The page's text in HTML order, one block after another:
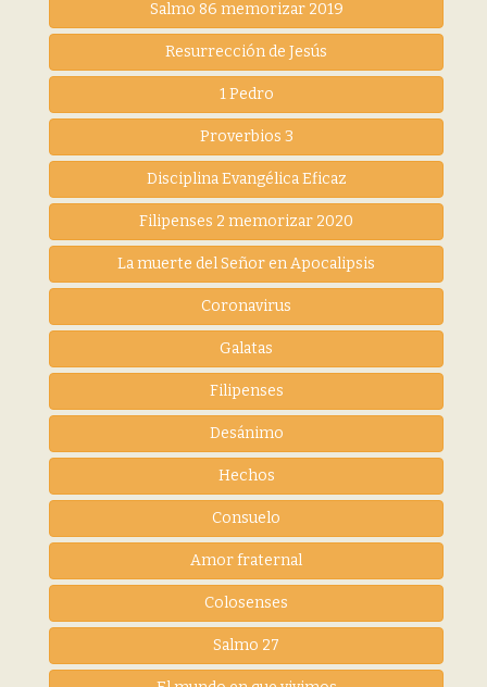
Salmo 86 memorizar 2019
Resurrección de Jesús
1 Pedro
Proverbios 3
Disciplina Evangélica Eficaz
Filipenses 2 memorizar 2020
La muerte del Señor en Apocalipsis
Coronavirus
Galatas
Filipenses
Desánimo
Hechos
Consuelo
Amor fraternal
Colosenses
Salmo 27